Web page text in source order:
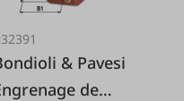
& Pavesi
de